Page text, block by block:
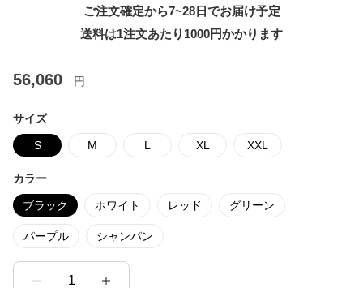
ご注文確定から7~28日でお届け予定
送料は1注文あたり 1000円かかります
56,060 円
サイズ
S M L XL XXL
カラー
ブラック ホワイト レッド グリーン
パープル シャンパン
1